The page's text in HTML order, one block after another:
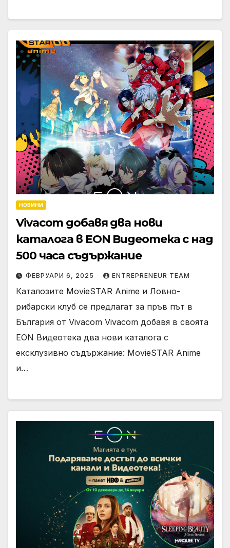
НОВИНИ
Vivacom добавя два нови
каталога в EON Видеотека с над
500 часа съдържание
ФЕВРУАРИ 6, 2025 ENTREPRENEUR TEAM
Каталозите MovieSTAR Anime и Ловно-
рибарски клуб се предлагат за пръв път в
България от Vivacom Vivacom добавя в своята
EON Видеотека два нови каталога с
ексклузивно съдържание: MovieSTAR Anime
и…